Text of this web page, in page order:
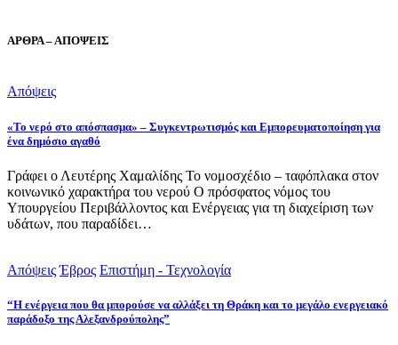
ΑΡΘΡΑ – ΑΠΟΨΕΙΣ
Απόψεις
«Το νερό στο απόσπασμα» – Συγκεντρωτισμός και Εμπορευματοποίηση για
ένα δημόσιο αγαθό
Γράφει ο Λευτέρης Χαμαλίδης Το νομοσχέδιο – ταφόπλακα στον
κοινωνικό χαρακτήρα του νερού Ο πρόσφατος νόμος του
Υπουργείου Περιβάλλοντος και Ενέργειας για τη διαχείριση των
υδάτων, που παραδίδει…
Απόψεις Έβρος Επιστήμη - Τεχνολογία
“Η ενέργεια που θα μπορούσε να αλλάξει τη Θράκη και το μεγάλο ενεργειακό
παράδοξο της Αλεξανδρούπολης”